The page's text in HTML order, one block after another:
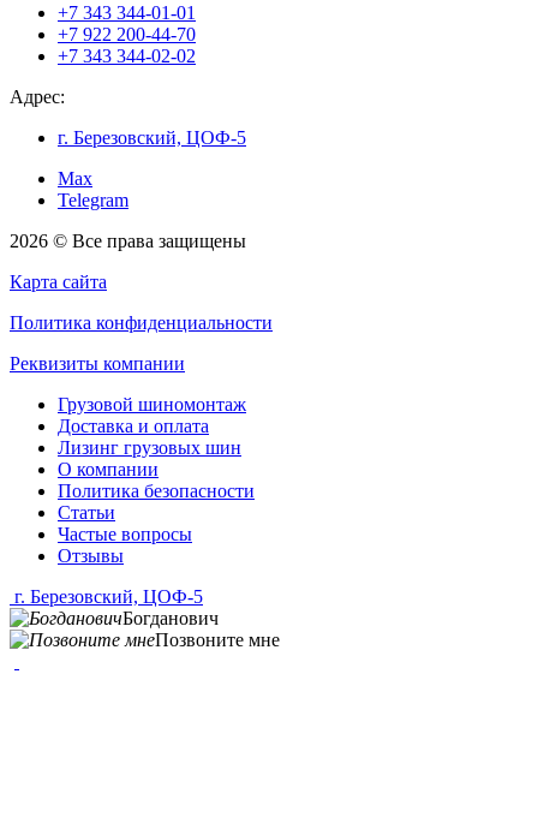
+7 343 344-01-01
+7 922 200-44-70
+7 343 344-02-02
Адрес:
г. Березовский, ЦОФ-5
Max
Telegram
2026 © Все права защищены
Карта сайта
Политика конфиденциальности
Реквизиты компании
Грузовой шиномонтаж
Доставка и оплата
Лизинг грузовых шин
О компании
Политика безопасности
Статьи
Частые вопросы
Отзывы
г. Березовский, ЦОФ-5
Богданович
Позвоните мне